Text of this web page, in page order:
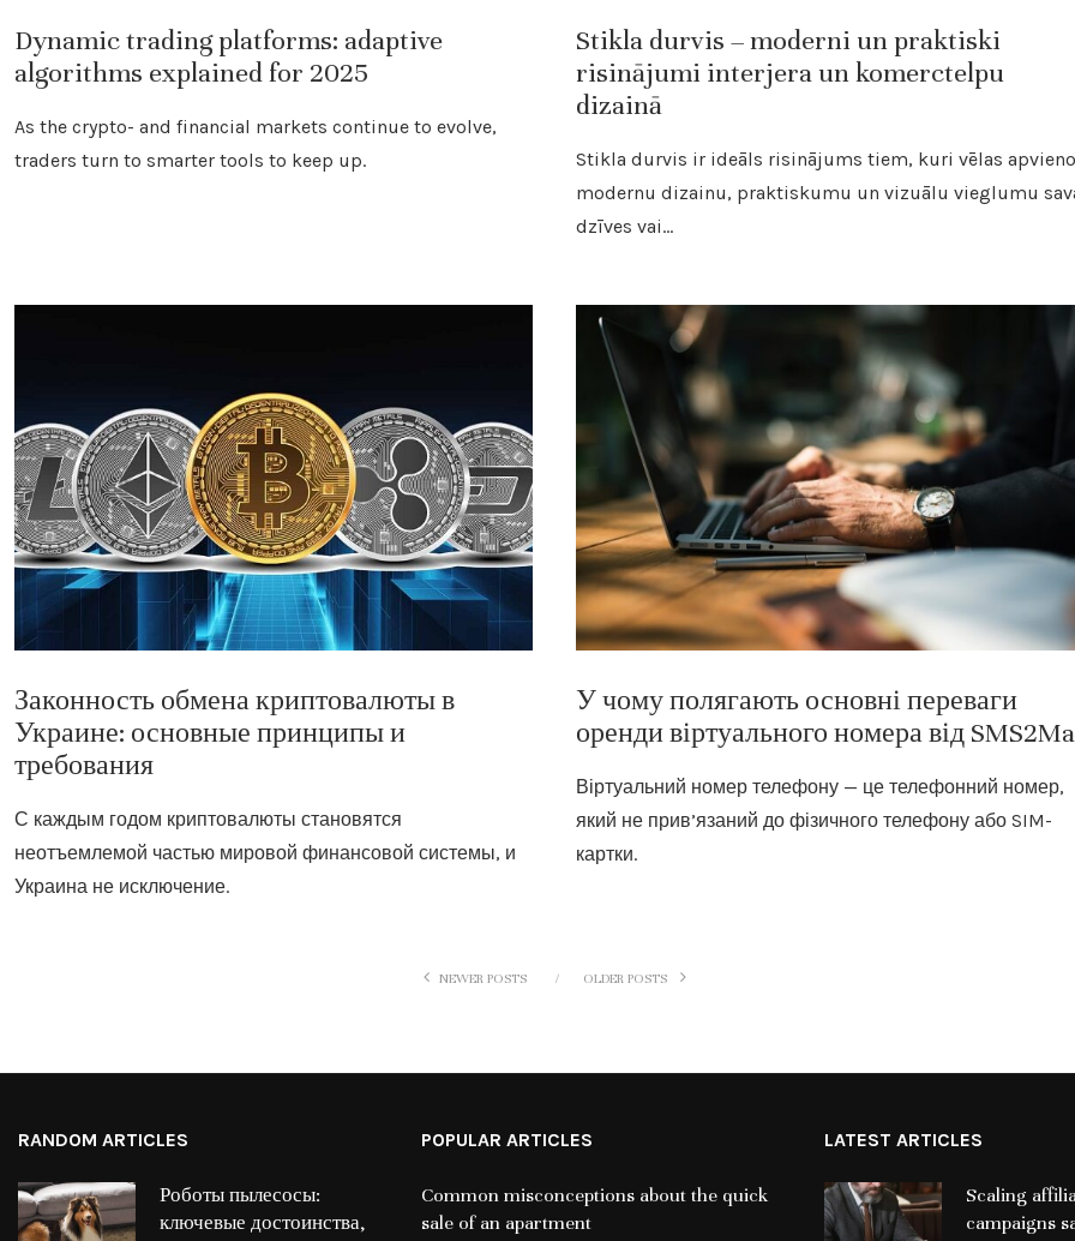
Dynamic trading platforms: adaptive
algorithms explained for 2025
As the crypto- and financial markets continue to evolve,
traders turn to smarter tools to keep up.
Stikla durvis – moderni un praktiski
risinājumi interjera un komerctelpu
dizainā
Stikla durvis ir ideāls risinājums tiem, kuri vēlas
modernu dizainu, praktiskumu un vizuālu vieglumu
dzīves vai…
Законность обмена криптовалюты в
Украине: основные принципы и
требования
С каждым годом криптовалюты становятся
неотъемлемой частью мировой финансовой системы, и
Украина не исключение.
У чому полягають основні переваги
оренди віртуального номера від
Віртуальний номер телефону — це телефонний номер,
який не прив’язаний до фізичного телефону або SIM-
картки.
NEWER POSTS OLDER POSTS
RANDOM ARTICLES
Роботы пылесосы:
ключевые достоинства,
POPULAR ARTICLES
Common misconceptions about the quick
sale of an apartment
LATEST ARTICLES
Scaling
campaigns